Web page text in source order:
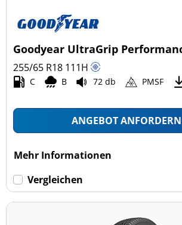
Goodyear UltraGrip
255/65 R18 111H
C B 72 db PMSF
ANGEBOT ANFORDERN
Mehr Informationen
Vergleichen